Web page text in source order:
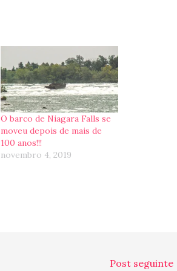
O barco de Niagara Falls se
moveu depois de mais de
100 anos!!!
novembro 4, 2019
Post seguinte